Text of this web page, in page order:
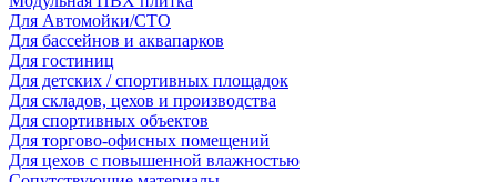
Для Автомойки/СТО
Для бассейнов и аквапарков
Для гостиниц
Для детских / спортивных площадок
Для складов, цехов и производства
Для спортивных объектов
Для торгово-офисных помещений
Для цехов с повышенной влажностью